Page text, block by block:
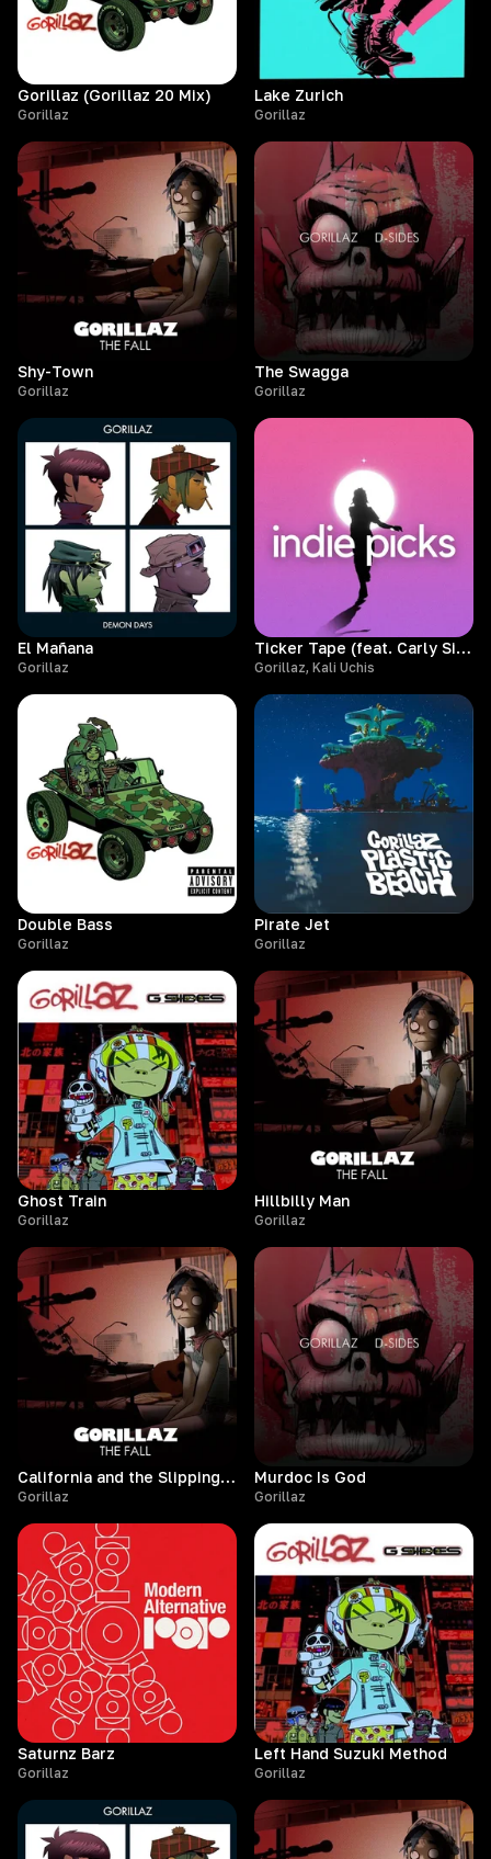
Gorillaz (Gorillaz 20 Mix)
Gorillaz
Lake Zurich
Gorillaz
Shy-Town
Gorillaz
The Swagga
Gorillaz
El Mañana
Gorillaz
Ticker Tape (feat. Carly Simon & Kali Uchis)
Gorillaz, Kali Uchis
Double Bass
Gorillaz
Pirate Jet
Gorillaz
Ghost Train
Gorillaz
Hillbilly Man
Gorillaz
California and the Slipping of the Sun
Gorillaz
Murdoc Is God
Gorillaz
Saturnz Barz
Gorillaz
Left Hand Suzuki Method
Gorillaz